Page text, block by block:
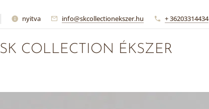
nyitva info@skcollectionekszer.hu + 36203314434
SK COLLECTION ÉKSZER